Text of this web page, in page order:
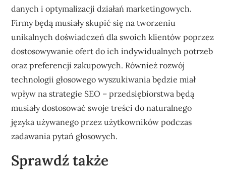
danych i optymalizacji działań marketingowych.
Firmy będą musiały skupić się na tworzeniu
unikalnych doświadczeń dla swoich klientów poprzez
dostosowywanie ofert do ich indywidualnych potrzeb
oraz preferencji zakupowych. Również rozwój
technologii głosowego wyszukiwania będzie miał
wpływ na strategie SEO – przedsiębiorstwa będą
musiały dostosować swoje treści do naturalnego
języka używanego przez użytkowników podczas
zadawania pytań głosowych.
Sprawdź także